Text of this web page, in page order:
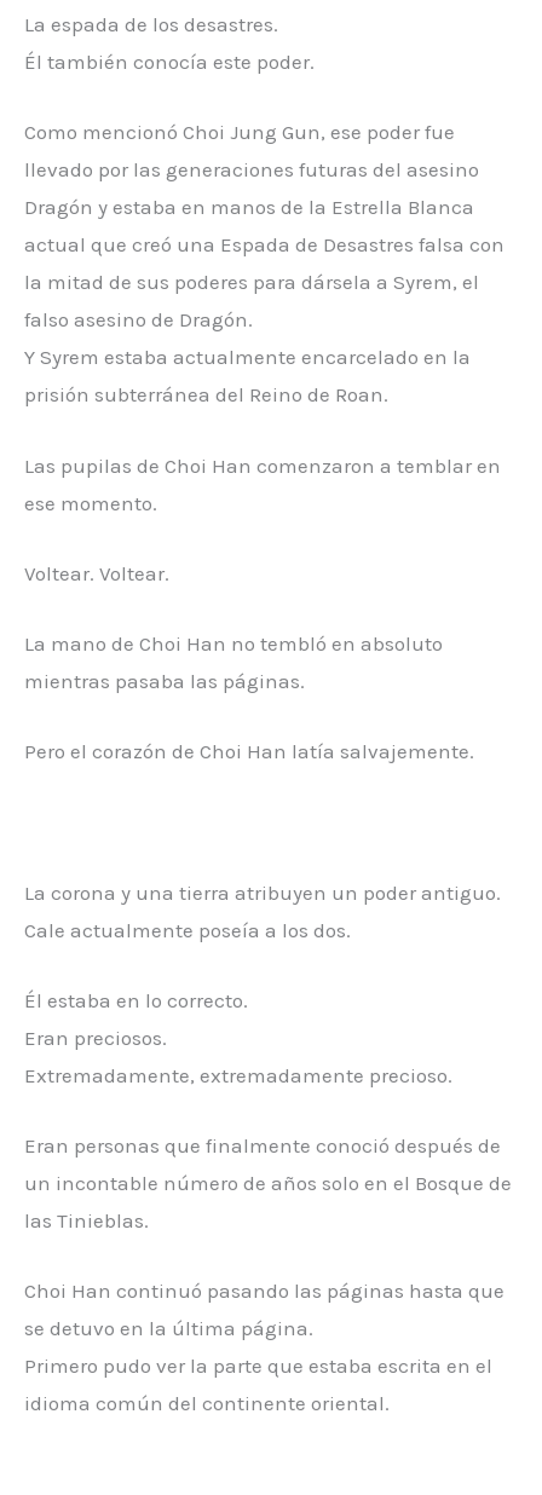
La espada de los desastres.
Él también conocía este poder.
Como mencionó Choi Jung Gun, ese poder fue
llevado por las generaciones futuras del asesino
Dragón y estaba en manos de la Estrella Blanca
actual que creó una Espada de Desastres falsa con
la mitad de sus poderes para dársela a Syrem, el
falso asesino de Dragón.
Y Syrem estaba actualmente encarcelado en la
prisión subterránea del Reino de Roan.
Las pupilas de Choi Han comenzaron a temblar en
ese momento.
Voltear. Voltear.
La mano de Choi Han no tembló en absoluto
mientras pasaba las páginas.
Pero el corazón de Choi Han latía salvajemente.
La corona y una tierra atribuyen un poder antiguo.
Cale actualmente poseía a los dos.
Él estaba en lo correcto.
Eran preciosos.
Extremadamente, extremadamente precioso.
Eran personas que finalmente conoció después de
un incontable número de años solo en el Bosque de
las Tinieblas.
Choi Han continuó pasando las páginas hasta que
se detuvo en la última página.
Primero pudo ver la parte que estaba escrita en el
idioma común del continente oriental.